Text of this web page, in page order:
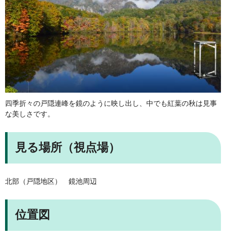
四季折々の戸隠連峰を鏡のように映し出し、中でも紅葉の秋は見事
な美しさです。
見る場所（視点場）
北部（戸隠地区） 鏡池周辺
位置図